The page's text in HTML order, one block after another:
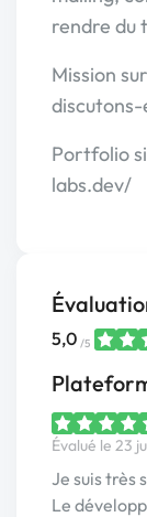
rendre du
Mission
discutons-
Portfolio
labs.dev/
5,0 /5
Évalué le 23
Je suis très
Le